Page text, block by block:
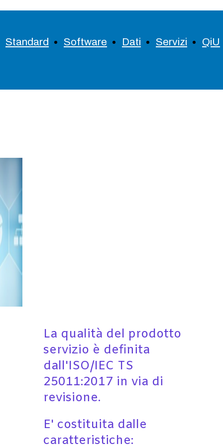
Standard Software Dati Servizi QiU
La qualità del prodotto
servizio è definita
dall'ISO/IEC TS
25011:2017 in via di
revisione.
E' costituita dalle
caratteristiche: